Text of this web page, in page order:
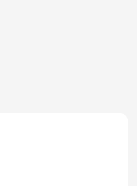
даже без